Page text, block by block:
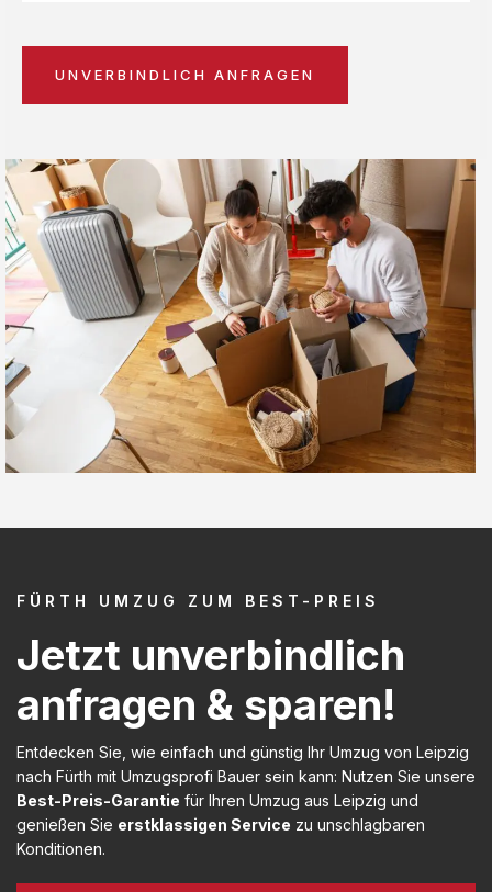
UNVERBINDLICH ANFRAGEN
FÜRTH UMZUG ZUM BEST-PREIS
Jetzt unverbindlich
anfragen & sparen!
Entdecken Sie, wie einfach und günstig Ihr Umzug von Leipzig
nach Fürth mit Umzugsprofi Bauer sein kann: Nutzen Sie unsere
Best-Preis-Garantie für Ihren Umzug aus Leipzig und
genießen Sie erstklassigen Service zu unschlagbaren
Konditionen.